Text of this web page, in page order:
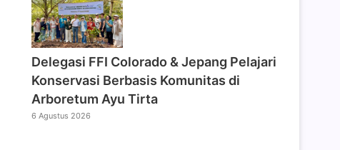
Delegasi FFI Colorado & Jepang Pelajari
Konservasi Berbasis Komunitas di
Arboretum Ayu Tirta
6 Agustus 2026